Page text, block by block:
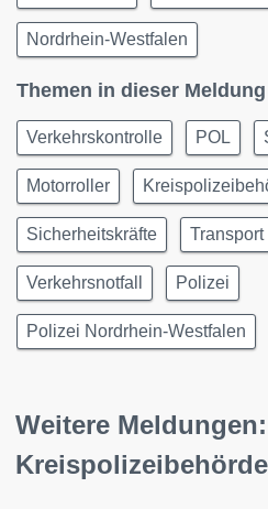
Nordrhein-Westfalen
Themen in dieser Meldung
Verkehrskontrolle POL
Motorroller
Sicherheitskräfte Transport
Verkehrsnotfall Polizei
Polizei Nordrhein-Westfalen
Weitere Meldungen: